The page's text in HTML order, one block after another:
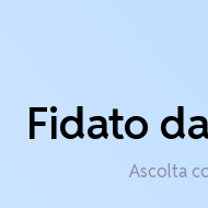
Fidato
Ascolta